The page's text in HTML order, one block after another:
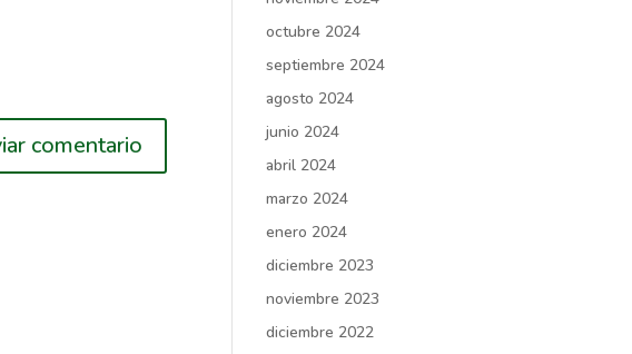
octubre 2024
septiembre 2024
agosto 2024
junio 2024
abril 2024
marzo 2024
enero 2024
diciembre 2023
noviembre 2023
diciembre 2022